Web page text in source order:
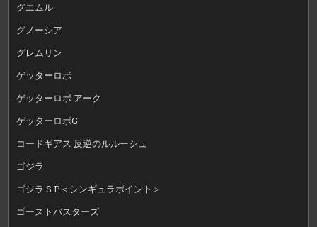
グエムル
グノーシア
グレムリン
ゲッターロボ
ゲッターロボ アーク
ゲッターロボG
コードギアス 反逆のルルーシュ
ゴジラ
ゴジラ S.P＜シンギュラポイント＞
ゴーストバスターズ